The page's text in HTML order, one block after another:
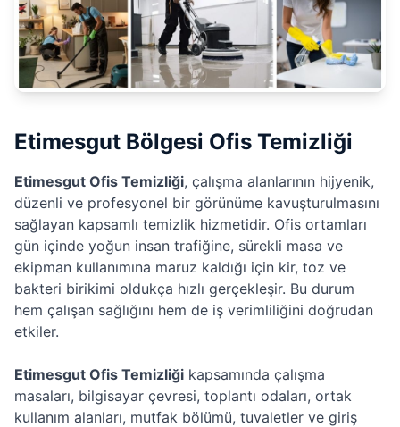
Etimesgut Bölgesi Ofis Temizliği
Etimesgut Ofis Temizliği, çalışma alanlarının hijyenik,
düzenli ve profesyonel bir görünüme kavuşturulmasını
sağlayan kapsamlı temizlik hizmetidir. Ofis ortamları
gün içinde yoğun insan trafiğine, sürekli masa ve
ekipman kullanımına maruz kaldığı için kir, toz ve
bakteri birikimi oldukça hızlı gerçekleşir. Bu durum
hem çalışan sağlığını hem de iş verimliliğini doğrudan
etkiler.
Etimesgut Ofis Temizliği kapsamında çalışma
masaları, bilgisayar çevresi, toplantı odaları, ortak
kullanım alanları, mutfak bölümü, tuvaletler ve giriş